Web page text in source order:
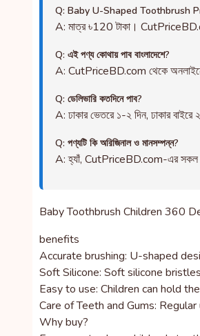
Q: Baby U-Shaped Toothbrush
A: মাত্র ৳120 টাকা।
Q: এই পণ্য কোথায় পাব বাংলাদেশে?
A: CutPriceBD.com থেকে অনলাইনে
Q: ডেলিভারি কতদিনে পাব?
A: ঢাকার ভেতরে ১-২ দিন, ঢাকার বাইরে
Q: পণ্যটি কি অরিজিনাল ও মানসম্পন্ন?
A: হ্যাঁ, CutPriceBD.com-এর সকল
Baby Toothbrush Children 360
benefits
Accurate brushing: U-shaped
Soft Silicone: Soft silicone
Easy to use: Children can hold
Care of Teeth and Gums:
Why buy?